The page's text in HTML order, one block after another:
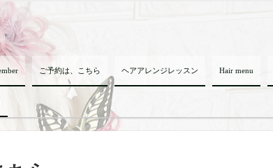
ご予約は、こちら ヘアアレンジレッスン Hair menu